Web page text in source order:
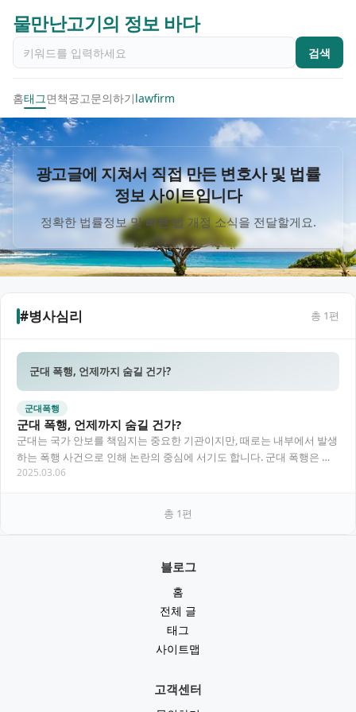
물만난고기의 정보 바다
검색
홈태그면책공고문의하기lawfirm
광고글에 지쳐서 직접 만든 변호사 및 법률
정보 사이트입니다
정확한 법률정보 및 빠른 법 개정 소식을 전달할게요.
#병사심리 총 1편
군대 폭행, 언제까지 숨길 건가?
군대폭행
군대 폭행, 언제까지 숨길 건가?
군대는 국가 안보를 책임지는 중요한 기관이지만, 때로는 내부에서 발생
하는 폭행 사건으로 인해 논란의 중심에 서기도 합니다. 군대 폭행은 단
순한 개인 간 갈등을 넘어, 군 조직의 신…
2025.03.06
총 1편
블로그
홈
전체 글
태그
사이트맵
고객센터